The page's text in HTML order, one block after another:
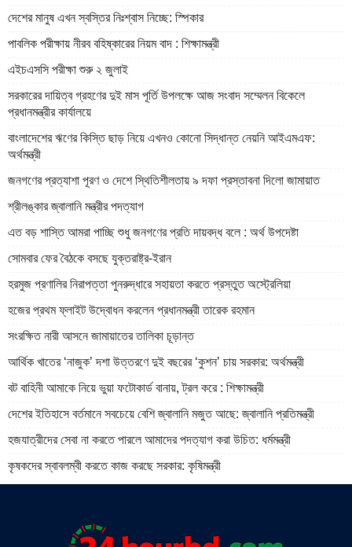
দেশের মানুষ এখন স্বস্তির নিঃশ্বাস নিচ্ছে: স্পিকার
পাবলিক পরীক্ষায় নীরব বহিষ্কারের নিয়ম বাদ : শিক্ষামন্ত্রী
এইচএসসি পরীক্ষা শুরু ২ জুলাই
সরকারের দায়িত্ব গ্রহণের দুই মাস পূর্তি উপলক্ষে আজ সংবাদ সম্মেলন বিকেলে
প্রধানমন্ত্রীর কার্যালয়ে
বাংলাদেশের ঋণের কিস্তি ছাড় নিয়ে এখনও কোনো সিদ্ধান্ত নেয়নি আইএমএফ:
অর্থমন্ত্রী
জনগণের প্রত্যাশা পূরণ ও দেশে স্থিতিশীলতায় ৯ দফা প্রস্তাবনা দিলো জামায়াত
শ্রীলঙ্কার জ্বালানি মন্ত্রীর পদত্যাগ
এত বড় শাস্তি আমরা পাচ্ছি শুধু জনগণের প্রতি দায়বদ্ধ বলে : অর্থ উপদেষ্টা
সোমবার ফের বৈঠকে বসছে যুক্তরাষ্ট্র-ইরান
হরমুজ প্রণালির নিরাপত্তা পুনরুদ্ধারে সহায়তা করতে প্রস্তুত অস্ট্রেলিয়া
হজের প্রথম ফ্লাইট উদ্বোধন করলেন প্রধানমন্ত্রী তারেক রহমান
সংরক্ষিত নারী আসনে জামায়াতের তালিকা চূড়ান্ত
আর্থিক খাতের ‘নাজুক’ দশা উত্তরণে দুই বছরের ‘কুশন’ চায় সরকার: অর্থমন্ত্রী
বট বাহিনী আমাকে নিয়ে ভুয়া ফটোকার্ড বানায়, ট্রল করে : শিক্ষামন্ত্রী
দেশের ইতিহাসে বর্তমানে সবচেয়ে বেশি জ্বালানি মজুত আছে: জ্বালানি প্রতিমন্ত্রী
হজযাত্রীদের সেবা না করতে পারলে আমাদের পদত্যাগ করা উচিত: ধর্মমন্ত্রী
কৃষকদের স্বাবলম্বী করতে কাজ করছে সরকার: কৃষিমন্ত্রী